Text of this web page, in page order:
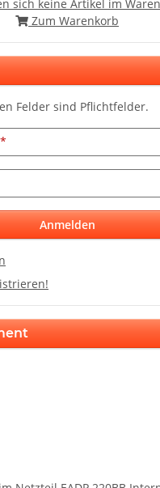
sich keine Artikel im
Zum Warenkorb
Felder sind Pflichtfelder.
Anmelden